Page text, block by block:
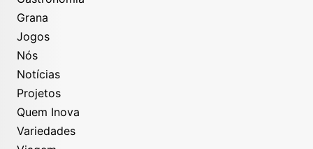
Grana
Jogos
Nós
Notícias
Projetos
Quem Inova
Variedades